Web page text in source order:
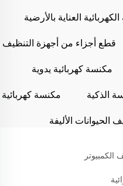
العناية بالأرضية
قطع أجزاء من أجهزة التنظيف
مكنسة كهربائية يدوية
الذكية
مكنسة كهربائية
الحيوانات الأليفة
الكمبيوتر